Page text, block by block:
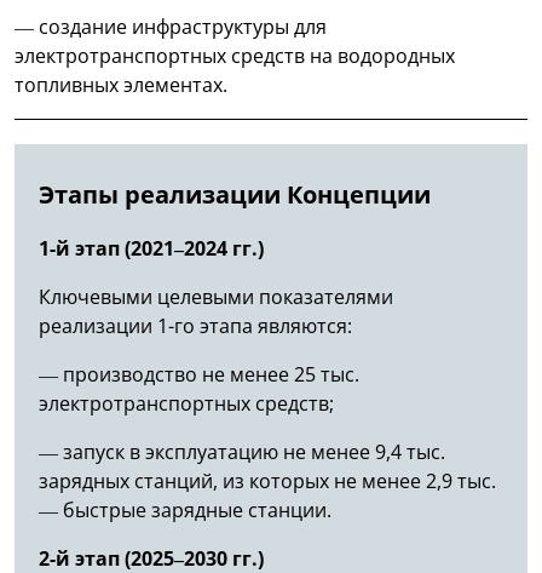
— создание инфраструктуры для
электротранспортных средств на водородных
топливных элементах.
Этапы реализации Концепции
1-й этап (2021–2024 гг.)
Ключевыми целевыми показателями
реализации 1-го этапа являются:
— производство не менее 25 тыс.
электротранспортных средств;
— запуск в эксплуатацию не менее 9,4 тыс.
зарядных станций, из которых не менее 2,9 тыс.
— быстрые зарядные станции.
2-й этап (2025–2030 гг.)